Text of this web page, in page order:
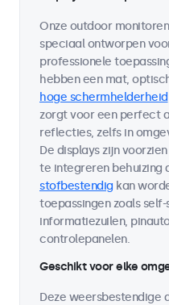
Onze outdoor
speciaal ontworpen
professionele
hebben een mat,
hoge schermhelderheid
zorgt voor een perfect
reflecties, zelfs in
De displays zijn
te integreren behuizing
stofbestendig kan
toepassingen zoals
informatiezuilen,
controlepanelen.
Geschikt voor elke
Deze weersbestendige